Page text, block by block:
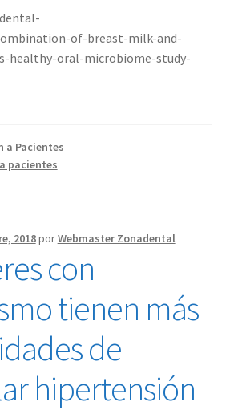
of-breast-milk-and-
healthy-oral-microbiome-study-
a Pacientes
pacientes
2018porWebmaster Zonadental
con
tienen más
de
hipertensión